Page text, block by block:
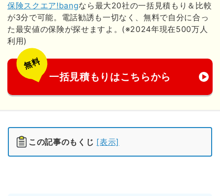
保険スクエア!bangなら最大20社の一括見積もり＆比較
が3分で可能。電話勧誘も一切なく、無料で自分に合っ
た最安値の保険が探せますよ。(※2024年現在500万人
利用)
無料
一括見積もりはこちらから
この記事のもくじ [表示]